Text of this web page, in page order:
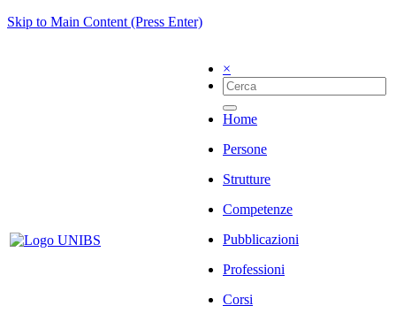
Skip to Main Content (Press Enter)
×
Home
Persone
Strutture
Competenze
Pubblicazioni
Professioni
Corsi